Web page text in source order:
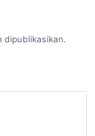
dipublikasikan.